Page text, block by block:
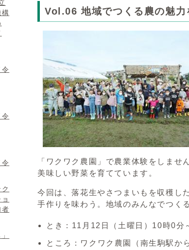
Vol.06 地域でつくる農の魅力
「ワクワク農園」で農業体験をしま
美味しい野菜を育てています。
今回は、落花生やさつまいもを収穫し
手作りを味わう。地域のみんなでつく
とき：11月12日（土曜日）10時0分
ところ：ワクワク農園（南生駒駅か
者